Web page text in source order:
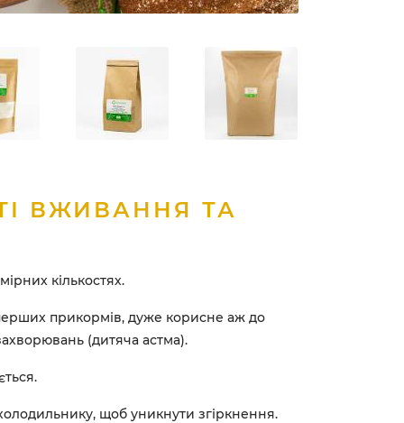
ВЖИВАННЯ ТА
кількостях.
прикормів, дуже корисне аж до
(дитяча астма).
щоб уникнути згіркнення.